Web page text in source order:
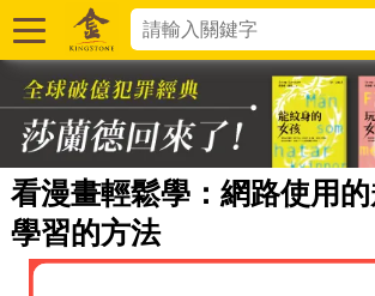
看漫畫輕鬆學：網路使用
學習的方法